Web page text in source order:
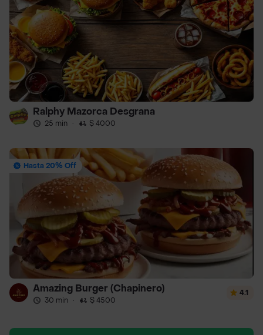
Ralphy Mazorca Desgrana
25 min · $ 4000
Hasta 20% Off
Amazing Burger (Chapinero)
30 min · $ 4500
4.1